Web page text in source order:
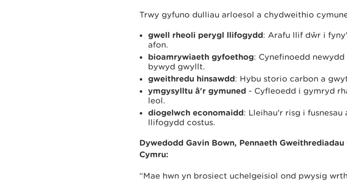
Trwy gyfuno dulliau arloesol a chydweithio
gwell rheoli perygl llifogydd: Arafu llif dŵr i
afon.
bioamrywiaeth gyfoethog: Cynefinoedd
bywyd gwyllt.
gweithredu hinsawdd: Hybu storio carbon a
ymgysylltu â'r gymuned - Cyfleoedd i gymryd
leol.
diogelwch economaidd: Lleihau'r risg i
llifogydd costus.
Dywedodd Gavin Bown, Pennaeth
Cymru:
“Mae hwn yn brosiect uchelgeisiol ond pwysig